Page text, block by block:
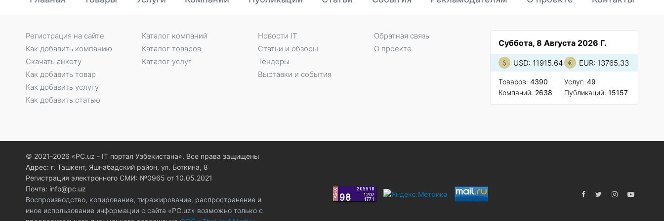
Суббота, 8 Августа 2026 Г.
USD: 11915.64 EUR: 13765.33
Товаров: 4390
Компаний: 2638
Услуг: 49
Публикаций: 15157
Регистрация на сайте
Как добавить компанию
Скачать анкету
Как добавить товар
Как добавить услугу
Как добавить статью
Каталог компаний
Каталог товаров
Каталог услуг
Новости IT
Статьи и обзоры
Тендеры
Выставки и события
Обратная связь
О проекте
© 2021-2026 «PC.uz - IT портал Узбекистана». Все права защищены
Адрес: г. Ташкент, Яшнабадский район, ул. Боткина, 8
Регистрация электронного СМИ: №0965 от 10.05.2021
Почта: info@pc.uz
Воспроизводство, копирование, тиражирование, распространение и
иное использование информации с сайта «PC.uz» возможно только с